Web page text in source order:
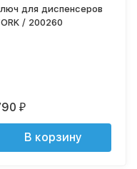
для диспенсеров
/ 200260
₽
В корзину